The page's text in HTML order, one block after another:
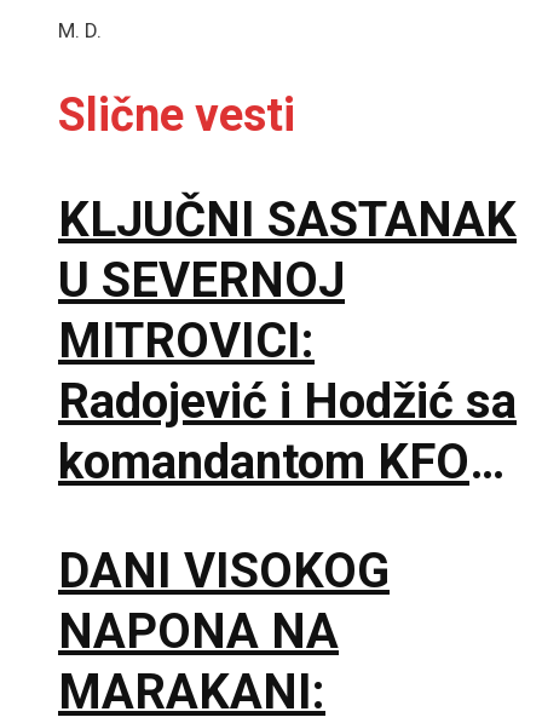
M. D.
Slične vesti
KLJUČNI SASTANAK
U SEVERNOJ
MITROVICI:
Radojević i Hodžić sa
komandantom KFOR-
građana
DANI VISOKOG
NAPONA NA
MARAKANI: